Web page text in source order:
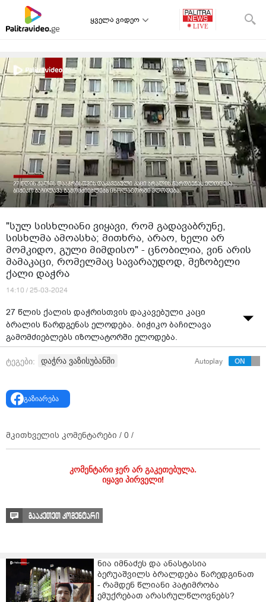
ყველა ვიდეო
"სულ სისხლიანი ვიყავი, რომ გადავაბრუნე,
სისხლმა ამოასხა; მითხრა, არაო, ხელი არ
მომკიდო, გული მიმდისო" - ცნობილია, ვინ არის
მამაკაცი, რომელმაც სავარაუდოდ, მეზობელი
ქალი დაჭრა
14:10 / 25-03-2024
27 წლის ქალის დაჭრისთვის დაკავებული კაცი
ბრალის წარდგენას ელოდება. ბიჭიკო ბაჩილავა
გამომძიებლებს იზოლატორში ელოდება.
როგორც თვითმხილველები ამბობენ, ბრალდებული
მდე ჭრილობა მიაყენა. გოგონა ცდილობდა იქვე
მდებარე სალონში შესულიყო, თუმცა კარის გახსნა
"სულ სისხლიანი ვიყავი, რომ გადავაბრუნე სისხლმა
მიმდისო" - ამბობს თვითმხილველი.
ტეგები: დაჭრა ვაზისუბანში Autoplay
გაზიარება
მკითხველის კომენტარები / 0 /
კომენტარი ჯერ არ გაკეთებულა.
იყავი პირველი!
გააკეთეთ კომენტარი
ნია იმნაძეს და ანასტასია
ბერუაშვილს ბრალდება წარედგინათ
- რამდენ წლიანი პატიმრობა
ემუქრებათ არასრულწლოვნებს?